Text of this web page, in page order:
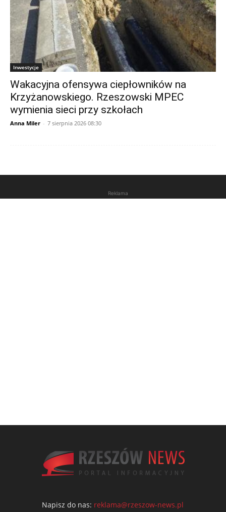
Inwestycje
Wakacyjna ofensywa ciepłowników na
Krzyżanowskiego. Rzeszowski MPEC
wymienia sieci przy szkołach
Anna Miler - 7 sierpnia 2026 08:30
Reklama
Napisz do nas: reklama@rzeszow-news.pl